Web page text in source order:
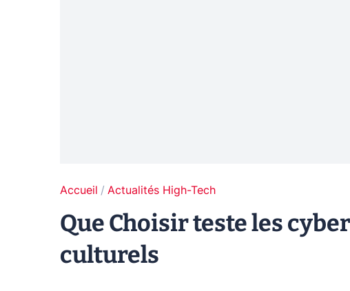
Accueil Actualités High-Tech
Que Choisir teste les
culturels